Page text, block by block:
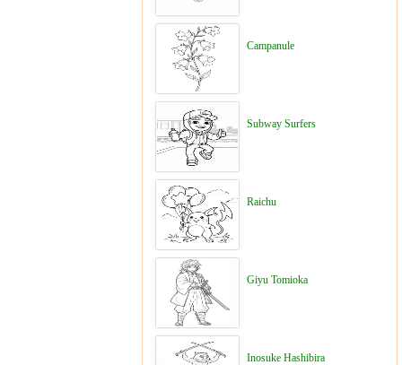
Campanule
Subway Surfers
Raichu
Giyu Tomioka
Inosuke Hashibira